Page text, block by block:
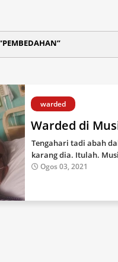
PEMBEDAHAN
warded
Warded di
Tengahari tadi abah
karang dia. Itulah.
Ogos 03, 2021